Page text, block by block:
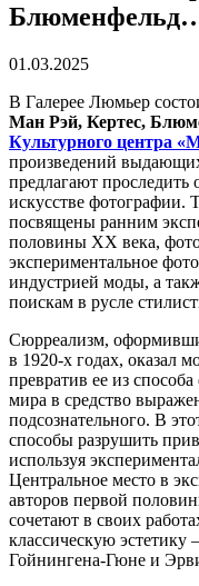
01.03.2025
В Галерее Люмьер
Ман Рэй, Кертес,
Культурного центра
произведений
предлагают
искусстве фотографии.
посвящены ранним
половины XX века,
экспериментальное
индустрией моды, а
поискам в русле
Сюрреализм,
в 1920-х годах, оказал
превратив ее из
мира в средство
подсознательного. В
способы разрушить
используя
Центральное место в
авторов первой
сочетают в своих
классическую
Гойнингена-Гюне и